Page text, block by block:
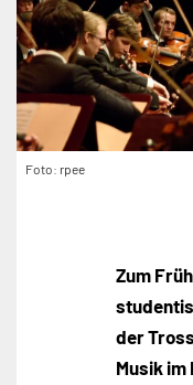
Foto: rpee
Zum
der
Musik im